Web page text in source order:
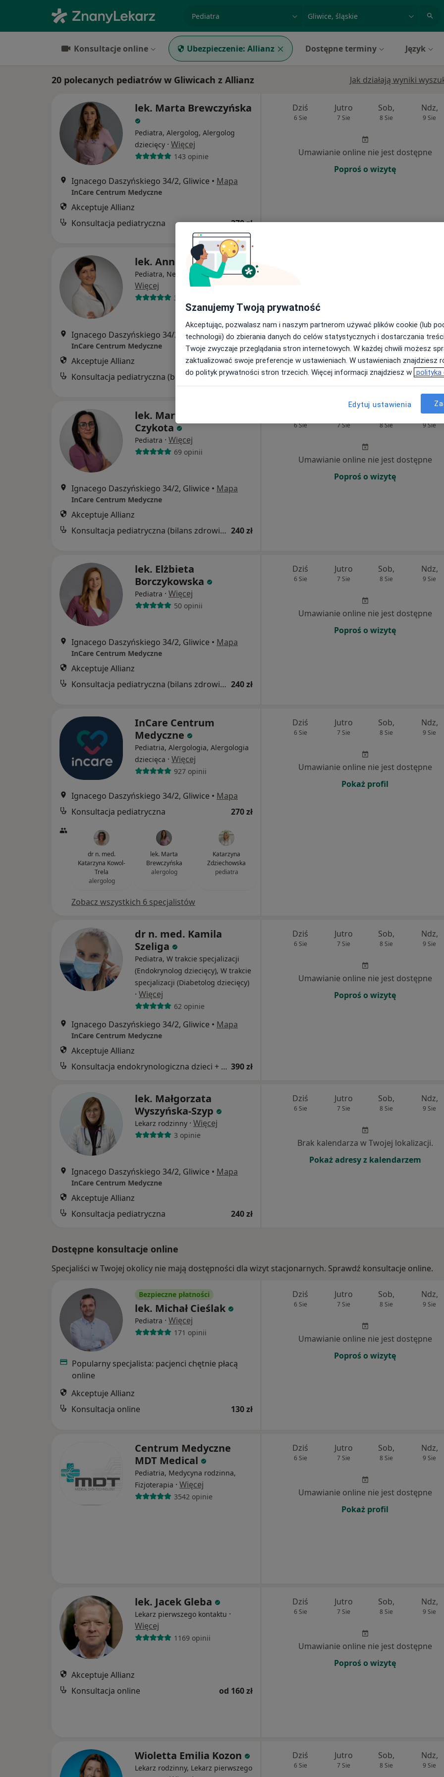
miasto lub dzielnica
Konsultacje online Ubezpieczenie: Allianz Dostępne terminy Język
20 polecanych pediatrów w Gliwicach z Allianz Jak działają wyniki
lek. Marta Brewczyńska
Pediatra, Alergolog, Alergolog
dziecięcy · Więcej
143 opinie
Ignacego Daszyńskiego 34/2, Gliwice • Mapa
InCare Centrum Medyczne
Akceptuje Allianz
Konsultacja pediatryczna
270 zł
Dziś
6 Sie
Jutro
7 Sie
Sob,
8 Sie
Ndz,
9 Sie
Umawianie online nie jest dostępne
Poproś o wizytę
lek. Anna Drabot
Pediatra, Nefrolog dziecięcy·
Więcej
33 opinie
Ignacego Daszyńskiego 34/2, Gliwice• Mapa
InCare Centrum Medyczne
Akceptuje Allianz
Konsultacja pediatryczna (bilans zdrowia dziecka) 240 zł
Umawianie online nie jest dostępne
Poproś o wizytę
lek. Martyna Sznajder-
Czykota
Pediatra · Więcej
69 opinii
Ignacego Daszyńskiego 34/2, Gliwice • Mapa
InCare Centrum Medyczne
Akceptuje Allianz
Konsultacja pediatryczna (bilans zdrowia dziecka) 240 zł
6 Sie 7 Sie 8 Sie
Ndz,
9 Sie
Umawianie online nie jest dostępne
Poproś o wizytę
lek. Elżbieta
Borczykowska
Pediatra · Więcej
50 opinii
Ignacego Daszyńskiego 34/2, Gliwice • Mapa
InCare Centrum Medyczne
Akceptuje Allianz
Konsultacja pediatryczna (bilans zdrowia dziecka) 240 zł
Dziś
6 Sie
Jutro
7 Sie
Sob,
8 Sie
Ndz,
9 Sie
Umawianie online nie jest dostępne
Poproś o wizytę
InCare Centrum
Medyczne
Pediatria, Alergologia, Alergologia
dziecięca · Więcej
927 opinii
Ignacego Daszyńskiego 34/2, Gliwice • Mapa
Konsultacja pediatryczna
270 zł
dr n. med.
Katarzyna Kowol-
Trela
alergolog
lek. Marta
Brewczyńska
alergolog
Katarzyna
Zdziechowska
pediatra
Zobacz wszystkich 6 specjalistów
Dziś
6 Sie
Jutro
7 Sie
Sob,
8 Sie
Ndz,
9 Sie
Umawianie online nie jest dostępne
Pokaż profil
dr n. med. Kamila
Szeliga
Pediatra, W trakcie specjalizacji
(Endokrynolog dziecięcy), W trakcie
specjalizacji (Diabetolog dziecięcy)
· Więcej
62 opinie
Ignacego Daszyńskiego 34/2, Gliwice • Mapa
InCare Centrum Medyczne
Akceptuje Allianz
Konsultacja endokrynologiczna dzieci + USG tarczycy 390 zł
Dziś
6 Sie
Jutro
7 Sie
Sob,
8 Sie
Ndz,
9 Sie
Umawianie online nie jest dostępne
Poproś o wizytę
lek. Małgorzata
Wyszyńska-Szyp
Lekarz rodzinny · Więcej
3 opinie
Ignacego Daszyńskiego 34/2, Gliwice • Mapa
InCare Centrum Medyczne
Akceptuje Allianz
Konsultacja pediatryczna
240 zł
Dziś
6 Sie
Jutro
7 Sie
Sob,
8 Sie
Ndz,
9 Sie
Brak kalendarza w Twojej lokalizacji.
Pokaż adresy z kalendarzem
Dostępne konsultacje online
Specjaliści w Twojej okolicy nie mają dostępności dla wizyt stacjonarnych. Sprawdź konsultacje online.
Bezpieczne płatności
lek. Michał Cieślak
Pediatra · Więcej
171 opinii
Popularny specjalista: pacjenci chętnie płacą
online
Akceptuje Allianz
Konsultacja online
130 zł
Dziś
6 Sie
Jutro
7 Sie
Sob,
8 Sie
Ndz,
9 Sie
Umawianie online nie jest dostępne
Poproś o wizytę
Centrum Medyczne
MDT Medical
Pediatria, Medycyna rodzinna,
Fizjoterapia · Więcej
3542 opinie
Dziś
6 Sie
Jutro
7 Sie
Sob,
8 Sie
Ndz,
9 Sie
Umawianie online nie jest dostępne
Pokaż profil
lek. Jacek Gleba
Lekarz pierwszego kontaktu ·
Więcej
1169 opinii
Akceptuje Allianz
Konsultacja online
od 160 zł
Dziś
6 Sie
Jutro
7 Sie
Sob,
8 Sie
Ndz,
9 Sie
Umawianie online nie jest dostępne
Poproś o wizytę
Wioletta Emilia Kozon
Lekarz rodzinny, Lekarz pierwszego
Dziś
6 Sie
Jutro
7 Sie
Sob,
8 Sie
Ndz,
9 Sie
Szanujemy Twoją prywatność
Akceptując, pozwalasz nam i naszym partnerom używać plików cookie (lub
technologii) do zbierania danych do celów statystycznych i dostarczania
Twoje zwyczaje przeglądania stron internetowych. W każdej chwili możesz
zaktualizować swoje preferencje w ustawieniach. W ustawieniach znajdziesz
do polityk prywatności stron trzecich. Więcej informacji znajdziesz w polityka
Edytuj ustawienia